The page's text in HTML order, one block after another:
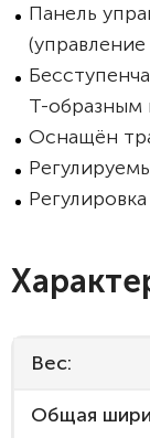
Панель
Т-образным
Оснащён
Вес:
Общая